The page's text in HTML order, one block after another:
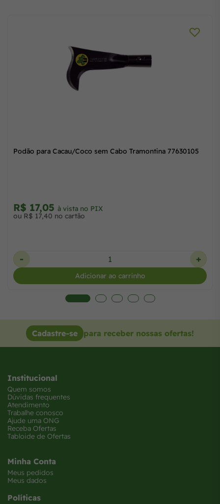
Podão para Cacau/Coco sem Cabo Tramontina 77630105
R$ 17,05 à vista no PIX
ou R$ 17,40 no cartão
- +
Adicionar ao carrinho
Cadastre-se para receber nossas ofertas!
Institucional
Quem somos
Dúvidas frequentes
Atendimento
Trabalhe conosco
Ajude uma ONG
Receba Ofertas
Tabloide de Ofertas
Minha Conta
Meus pedidos
Meus dados
Políticas